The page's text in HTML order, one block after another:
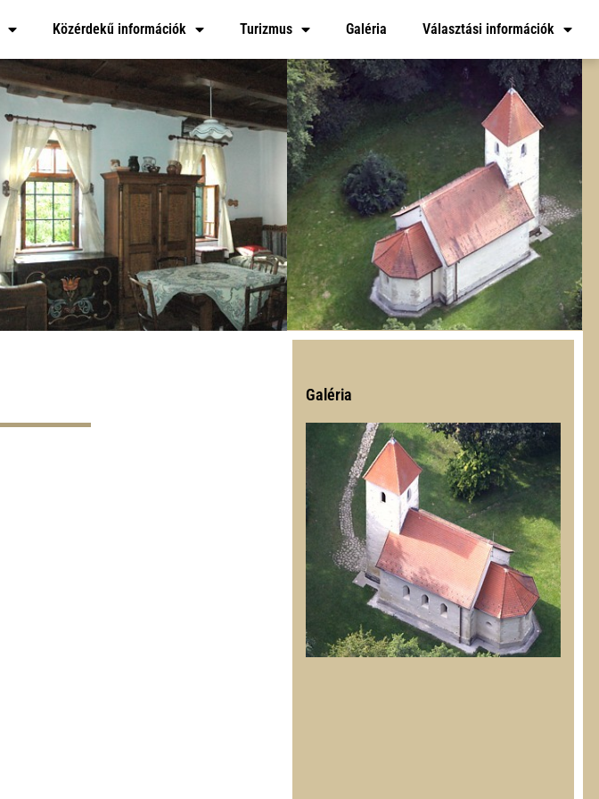
Közérdekű információk Turizmus Galéria Választási információk
Galéria